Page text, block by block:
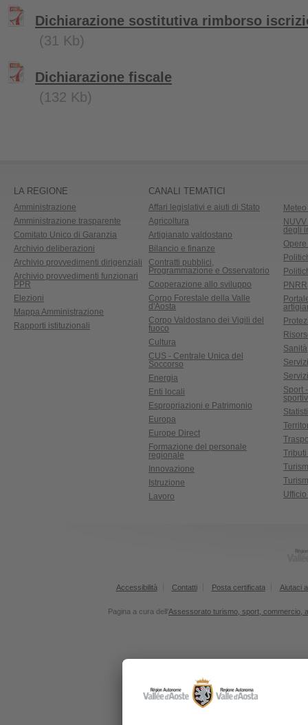
Dichiarazione sostitutiva rimborso
(31 Kb)
Dichiarazione fiscale
(132 Kb)
LA REGIONE
Amministrazione
Amministrazione trasparente
Comitato Unico di Garanzia
Archivio deliberazioni
Archivio provvedimenti dirigenziali
Archivio provvedimenti funzionari
PPR
Elezioni
Mappa Amministrazione
Rapporti istituzionali
CANALI TEMATICI
Affari legislativi e aiuti di Stato
Agricoltura
Artigianato valdostano
Bilancio e finanze
Contratti pubblici,
Programmazione e Osservatorio
Cooperazione allo sviluppo
Corpo Forestale della Valle
d'Aosta
Corpo Valdostano dei Vigili del
fuoco
Cultura
CUS - Centrale Unica del
Soccorso
Energia
Enti locali
Espropriazioni e Patrimonio
Europa
Europe Direct
Formazione del personale
regionale
Innovazione
Istruzione
Lavoro
degli
PNRR
Sanità
Sport
Accessibilità Contatti Posta certificata Aiutaci
Pagina a cura dell'Assessorato turismo, sport, commercio,